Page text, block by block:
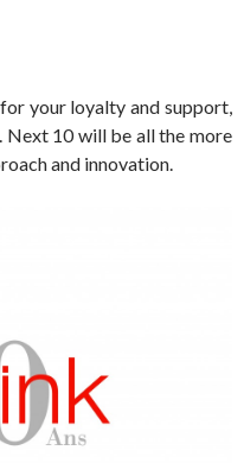
your loyalty and support,
Next 10 will be all the more
and innovation.